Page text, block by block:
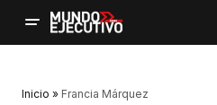
Inicio » Francia Márquez